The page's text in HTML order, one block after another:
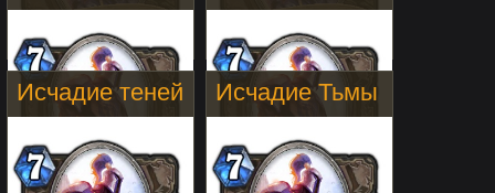
Исчадие теней Исчадие Тьмы